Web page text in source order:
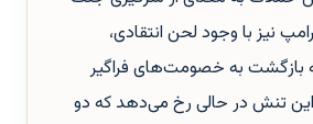
نیز با وجود لحن انتقادی،
بازگشت به خصومت‌های فراگیر
تنش در حالی رخ می‌دهد که دو